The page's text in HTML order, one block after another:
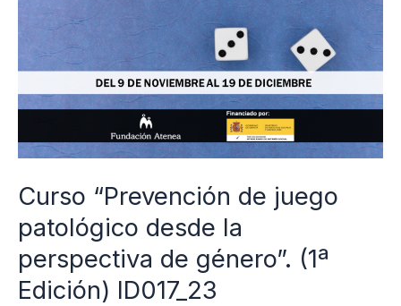
Curso “Prevención de juego
patológico desde la
perspectiva de género”. (1ª
Edición) ID017_23
patológico
desde
la
perspectiva
de
género”.
Edición)
ID017_23